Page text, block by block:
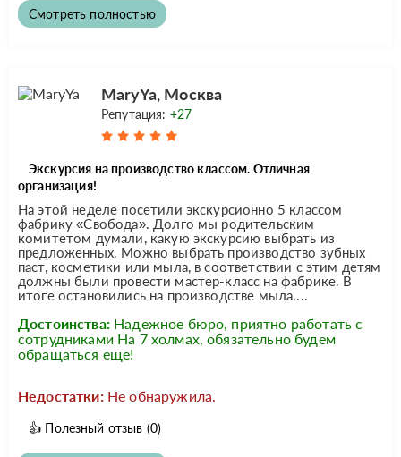
Смотреть полностью
MaryYa, Москва
Репутация: +27
Экскурсия на производство классом. Отличная
организация!
На этой неделе посетили экскурсионно 5 классом
фабрику «Свобода». Долго мы родительским
комитетом думали, какую экскурсию выбрать из
предложенных. Можно выбрать производство зубных
паст, косметики или мыла, в соответствии с этим детям
должны были провести мастер-класс на фабрике. В
итоге остановились на производстве мыла....
Достоинства: Надежное бюро, приятно работать с
сотрудниками На 7 холмах, обязательно будем
обращаться еще!
Недостатки: Не обнаружила.
👍 Полезный отзыв (0)